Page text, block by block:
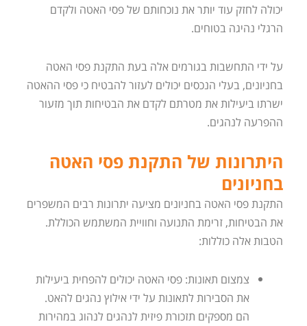
יכולה לחזק עוד יותר את נוכחותם של פסי האטה ולקדם
הרגלי נהיגה בטוחים.
על ידי התחשבות בגורמים אלה בעת התקנת פסי האטה
בחניונים, בעלי הנכסים יכולים לעזור להבטיח כי פסי ההאטה
ישרתו ביעילות את מטרתם לקדם את הבטיחות תוך מזעור
ההפרעה לנהגים.
היתרונות של התקנת פסי האטה
בחניונים
התקנת פסי האטה בחניונים מציעה יתרונות רבים המשפרים
את הבטיחות, זרימת התנועה וחוויית המשתמש הכוללת.
הטבות אלה כוללות:
צמצום תאונות: פסי האטה יכולים להפחית ביעילות
את הסבירות לתאונות על ידי אילוץ נהגים להאט.
הם מספקים תזכורת פיזית לנהגים לנהוג במהירות